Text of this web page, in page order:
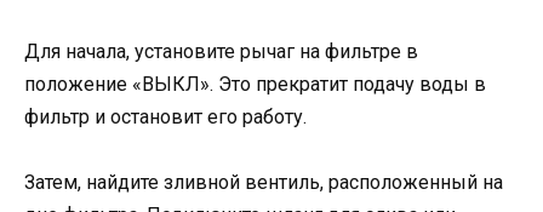
Для начала, установите рычаг на фильтре в
положение «ВЫКЛ». Это прекратит подачу воды в
фильтр и остановит его работу.
Затем, найдите зливной вентиль, расположенный на